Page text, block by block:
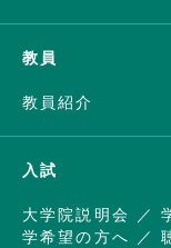
教員
教員紹介
入試
大学院説明会
学希望の方へ